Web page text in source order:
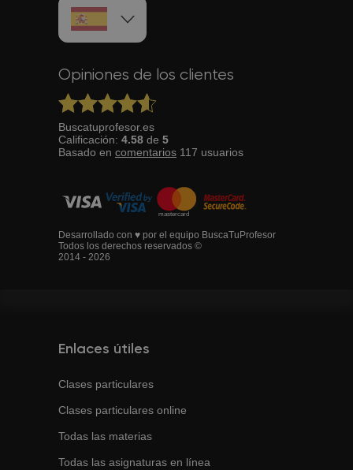
Opiniones de los clientes
Buscatuprofesor.es
Calificación: 4.58 de 5
Basado en comentarios 117 usuarios
Desarrollado con ♥ por el equipo BuscaTuProfesor
Todos los derechos reservados ©
2014 - 2026
Enlaces útiles
Clases particulares
Clases particulares online
Todas las materias
Todas las asignaturas en línea